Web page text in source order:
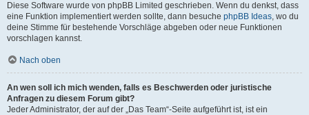
Diese Software wurde von phpBB Limited geschrieben. Wenn du denkst, dass
eine Funktion implementiert werden sollte, dann besuche phpBB Ideas, wo du
deine Stimme für bestehende Vorschläge abgeben oder neue Funktionen
vorschlagen kannst.
Nach oben
An wen soll ich mich wenden, falls es Beschwerden oder juristische
Anfragen zu diesem Forum gibt?
Jeder Administrator, der auf der „Das Team“-Seite aufgeführt ist, ist ein